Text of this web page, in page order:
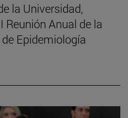
la Universidad,
Reunión Anual de la
Epidemiología